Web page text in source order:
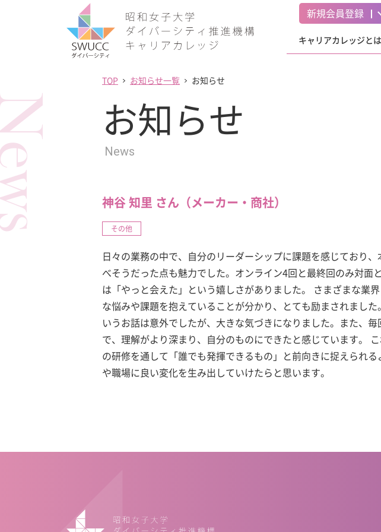
新規会員登録
キャリアカレッジとは
TOP お知らせ一覧 お知らせ
お知らせ
News
神谷 知里 さん（メーカー・商社）
その他
日々の業務の中で、自分のリーダーシップに課題を感じており
べそうだった点も魅力でした。オンライン4回と最終回のみ対
は「やっと会えた」という嬉しさがありました。 さまざまな業
な悩みや課題を抱えていることが分かり、とても励まされまし
いうお話は意外でしたが、大きな気づきになりました。また、
で、理解がより深まり、自分のものにできたと感じています。
の研修を通して「誰でも発揮できるもの」と前向きに捉えられ
や職場に良い変化を生み出していけたらと思います。